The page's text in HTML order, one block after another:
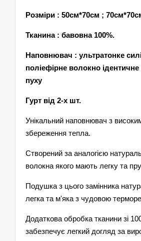
Розміри : 50см*70см ; 7
Тканина : бавовна 100%.
Наповнювач : ультратонке
поліефірне волокно
пуху
Гурт від 2-х шт.
Унікальний наповнювач з
збереження тепла.
Створений за аналогією
волокна якого мають легку та
Подушка з цього замінника
легка та м'яка з чудовою
Додаткова обробка тканини зі
забезпечує легкий догляд за